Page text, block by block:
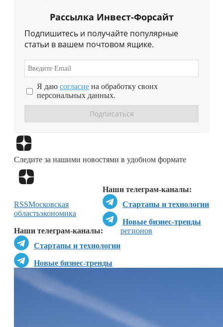
Рассылка Инвест-Форсайт
Подпишитесь и получайте популярные
статьи в вашем почтовом ящике.
Я даю согласие на обработку своих
персональных данных.
Следите за нашими новостями в удобном формате
Наши телеграм-каналы:
Стартапы и технологии
Новые бизнес-тренды
Наши телеграм-каналы:
Стартапы и технологии
Новые бизнес-тренды
RSSМосковская
областьэкономика
регионов